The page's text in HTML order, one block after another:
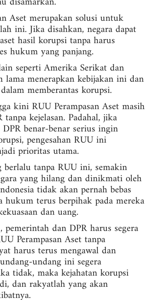
Aset merupakan solusi untuk
ini. Jika disahkan, negara dapat
hasil korupsi tanpa harus
hukum yang panjang.
seperti Amerika Serikat dan
lama menerapkan kebijakan ini dan
memberantas korupsi.
kini RUU Perampasan Aset masih
kejelasan. Padahal, jika
benar-benar serius ingin
pengesahan RUU ini
prioritas utama.
berlalu tanpa RUU ini, semakin
yang hilang dan dinikmati oleh
tidak akan pernah bebas
terus berpihak pada mereka
dan uang.
dan DPR harus segera
Perampasan Aset tanpa
harus terus mengawal dan
undang ini segera
tidak, maka kejahatan korupsi
dan rakyatlah yang akan